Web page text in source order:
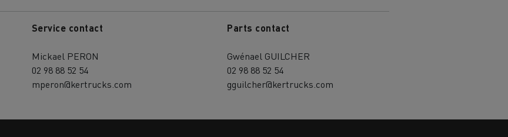
Service contact
Mickael PERON
02 98 88 52 54
mperon@kertrucks.com
Parts contact
Gwénael GUILCHER
02 98 88 52 54
gguilcher@kertrucks.com